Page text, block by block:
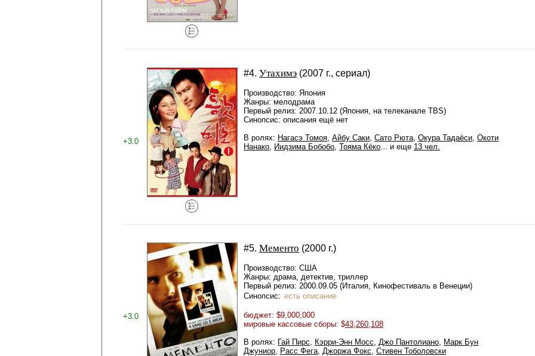
+3.0
#4. Утахимэ (2007 г., сериал)
Производство: Япония
Жанры: мелодрама
Первый релиз: 2007.10.12 (Япония, на телеканале TBS)
Синопсис: описания ещё нет
В ролях: Нагасэ Томоя, Айбу Саки, Сато Рюта, Окура Тадаёси, Окоти
Нанако, Иидзима Бобобо, Тояма Кёко... и еще 13 чел.
+3.0
#5. Мементо (2000 г.)
Производство: США
Жанры: драма, детектив, триллер
Первый релиз: 2000.09.05 (Италия, Кинофестиваль в Венеции)
Синопсис: есть описание
бюджет: $9,000,000
мировые кассовые сборы: $43,260,108
В ролях: Гай Пирс, Кэрри-Энн Мосс, Джо Пантолиано, Марк Бун
Джуниор, Расс Фега, Джоржа Фокс, Стивен Тоболовски